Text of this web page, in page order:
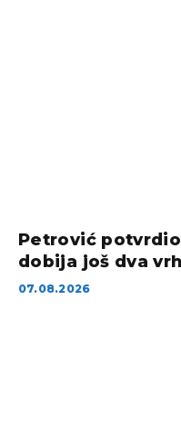
Petrović
dobija još dva
07.08.2026